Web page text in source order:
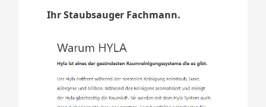
Ihr Staubsauger Fachmann.